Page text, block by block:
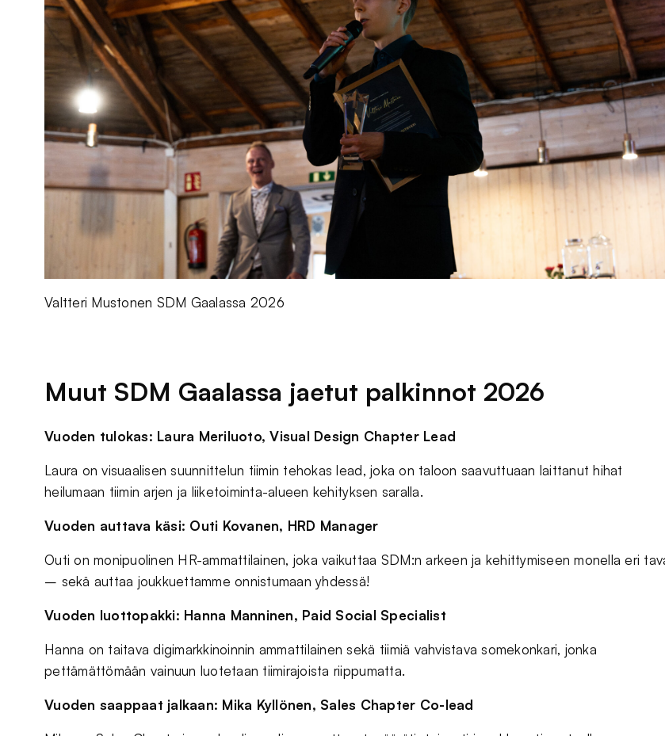
Valtteri Mustonen SDM Gaalassa 2026
Muut SDM Gaalassa jaetut palkinnot 2026
Vuoden tulokas: Laura Meriluoto, Visual Design Chapter Lead
Laura on visuaalisen suunnittelun tiimin tehokas lead, joka on taloon saavuttuaan laittanut hihat
heilumaan tiimin arjen ja liiketoiminta-alueen kehityksen saralla.
Vuoden auttava käsi: Outi Kovanen, HRD Manager
Outi on monipuolinen HR-ammattilainen, joka vaikuttaa SDM:n arkeen ja kehittymiseen monella eri
– sekä auttaa joukkuettamme onnistumaan yhdessä!
Vuoden luottopakki: Hanna Manninen, Paid Social Specialist
Hanna on taitava digimarkkinoinnin ammattilainen sekä tiimiä vahvistava somekonkari, jonka
pettämättömään vainuun luotetaan tiimirajoista riippumatta.
Vuoden saappaat jalkaan: Mika Kyllönen, Sales Chapter Co-lead